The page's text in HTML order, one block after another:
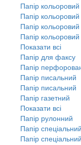
Папір
Папір
Папір кольоровий
Папір
Показати всі
Папір для факсу
Папір
Папір писальний
Папір писальний
Папір газетний
Показати всі
Папір рулонний
Папір спеціальний
Папір спеціальний